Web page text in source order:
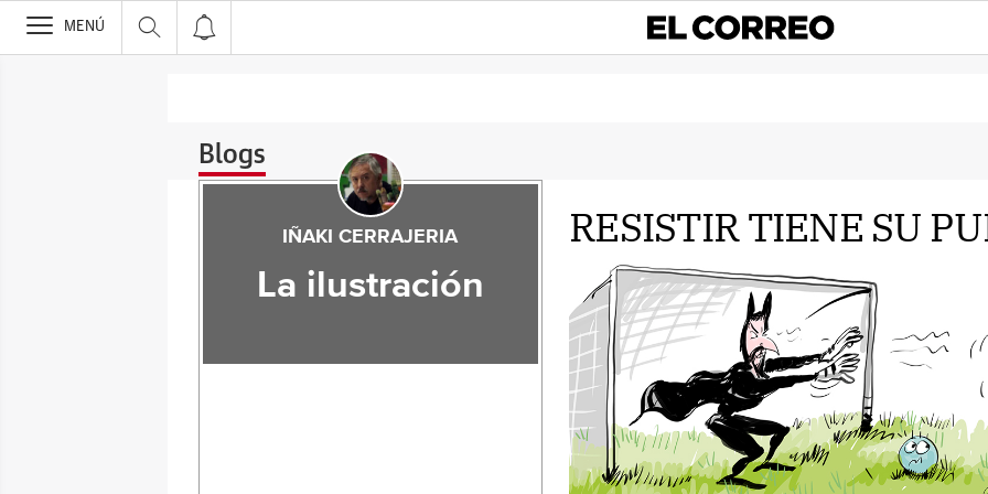
>
MENÚ
Blogs
RESISTIR TIENE SU
IÑAKI CERRAJERIA
La ilustración